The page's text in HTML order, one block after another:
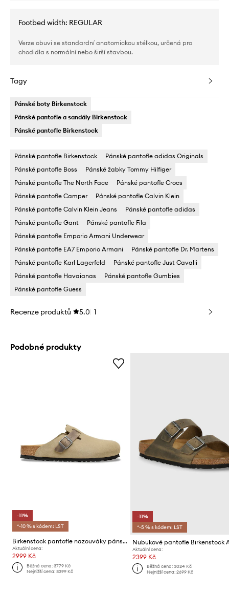
Footbed width: REGULAR
Verze obuvi se standardní anatomickou stélkou, určená pro
chodidla s normální nebo širší stavbou.
Tagy
Pánské boty Birkenstock
Pánské pantofle a sandály Birkenstock
Pánské pantofle Birkenstock
Pánské pantofle Birkenstock
Pánské pantofle adidas Originals
Pánské pantofle Boss
Pánské žabky Tommy Hilfiger
Pánské pantofle The North Face
Pánské pantofle Crocs
Pánské pantofle Camper
Pánské pantofle Calvin Klein
Pánské pantofle Calvin Klein Jeans
Pánské pantofle adidas
Pánské pantofle Gant
Pánské pantofle Fila
Pánské pantofle Emporio Armani Underwear
Pánské pantofle EA7 Emporio Armani
Pánské pantofle Dr. Martens
Pánské pantofle Karl Lagerfeld
Pánské pantofle Just Cavalli
Pánské pantofle Havaianas
Pánské pantofle Gumbies
Pánské pantofle Guess
Recenze produktů 5.0 1
Podobné produkty
-11%
*-10 % s kódem: LST
Birkenstock pantofle nazouváky pánské semišové Boston
Aktuální cena:
2999 Kč
Běžná cena:3779 Kč
Nejnižší cena:3399 Kč
-11%
*-5 % s kódem: LST
Aktuální cena:
2399 Kč
Běžná cena: 3024 Kč
Nejnižší cena: 2699 Kč